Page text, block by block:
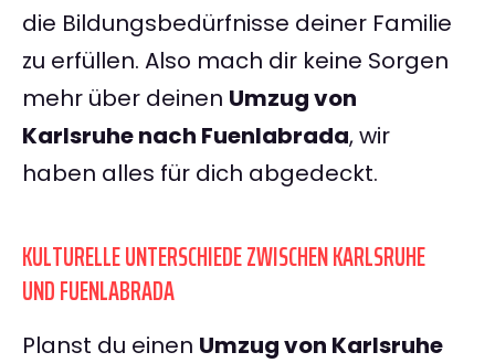
die Bildungsbedürfnisse deiner Familie
zu erfüllen. Also mach dir keine Sorgen
mehr über deinen Umzug von
Karlsruhe nach Fuenlabrada, wir
haben alles für dich abgedeckt.
KULTURELLE UNTERSCHIEDE ZWISCHEN KARLSRUHE
UND FUENLABRADA
Planst du einen Umzug von Karlsruhe